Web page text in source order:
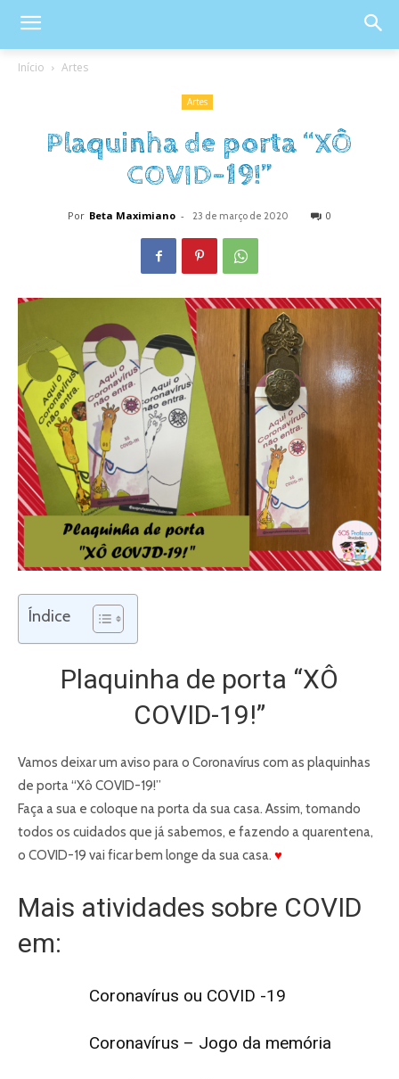
Início Artes
Artes
Plaquinha de porta “XÔ
COVID-19!”
Por Beta Maximiano - 23 de março de 2020 0
Índice
Plaquinha de porta “XÔ
COVID-19!”
Vamos deixar um aviso para o Coronavírus com as plaquinhas
de porta “Xô COVID-19!”
Faça a sua e coloque na porta da sua casa. Assim, tomando
todos os cuidados que já sabemos, e fazendo a quarentena,
o COVID-19 vai ficar bem longe da sua casa. ♥
Mais atividades sobre COVID
em:
Coronavírus ou COVID -19
Coronavírus – Jogo da memória